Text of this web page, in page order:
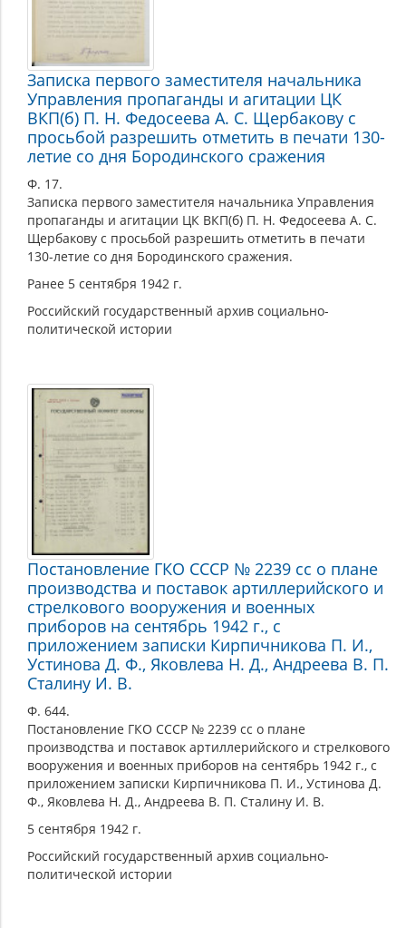
Записка первого заместителя начальника
Управления пропаганды и агитации ЦК
ВКП(б) П. Н. Федосеева А. С. Щербакову с
просьбой разрешить отметить в печати 130-
летие со дня Бородинского сражения
Ф. 17.
Записка первого заместителя начальника Управления
пропаганды и агитации ЦК ВКП(б) П. Н. Федосеева А. С.
Щербакову с просьбой разрешить отметить в печати
130-летие со дня Бородинского сражения.
Ранее 5 сентября 1942 г.
Российский государственный архив социально-
политической истории
Постановление ГКО СССР № 2239 сс о плане
производства и поставок артиллерийского и
стрелкового вооружения и военных
приборов на сентябрь 1942 г., с
приложением записки Кирпичникова П. И.,
Устинова Д. Ф., Яковлева Н. Д., Андреева В. П.
Сталину И. В.
Ф. 644.
Постановление ГКО СССР № 2239 сс о плане
производства и поставок артиллерийского и стрелкового
вооружения и военных приборов на сентябрь 1942 г., с
приложением записки Кирпичникова П. И., Устинова Д.
Ф., Яковлева Н. Д., Андреева В. П. Сталину И. В.
5 сентября 1942 г.
Российский государственный архив социально-
политической истории